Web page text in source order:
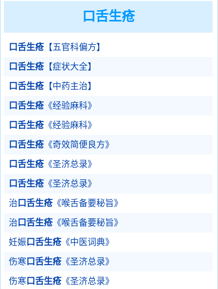
口舌生疮
口舌生疮【五官科偏方】
口舌生疮【症状大全】
口舌生疮【中药主治】
口舌生疮《经验麻科》
口舌生疮《经验麻科》
口舌生疮《奇效简便良方》
口舌生疮《圣济总录》
口舌生疮《圣济总录》
治 口舌生疮《喉舌备要秘旨》
治 口舌生疮《喉舌备要秘旨》
妊娠 口舌生疮《中医词典》
伤寒 口舌生疮《圣济总录》
伤寒 口舌生疮《圣济总录》